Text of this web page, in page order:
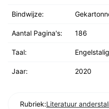
Bindwijze:
Aantal Pagina's: 186
Taal: Engelstalig
Jaar: 2020
Rubriek:Literatuur